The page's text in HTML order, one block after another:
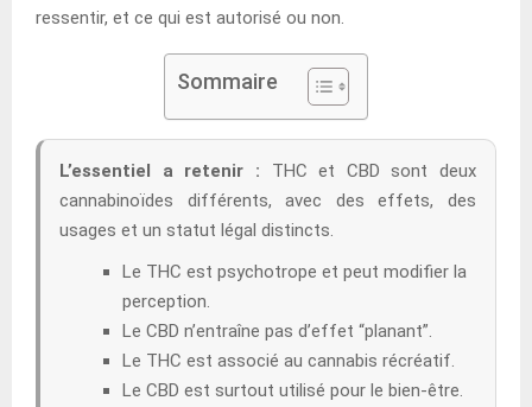
ressentir, et ce qui est autorisé ou non.
Sommaire
L’essentiel a retenir : THC et CBD sont deux
cannabinoïdes différents, avec des effets, des
usages et un statut légal distincts.
Le THC est psychotrope et peut modifier la
perception.
Le CBD n’entraîne pas d’effet “planant”.
Le THC est associé au cannabis récréatif.
Le CBD est surtout utilisé pour le bien-être.